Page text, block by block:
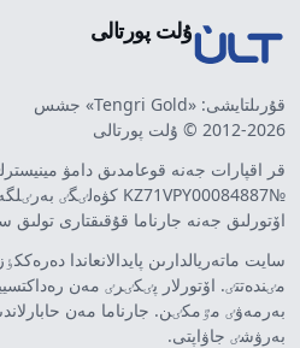
ۇلت پورتالى
قۇرىلتايشى: «Tengri Gold» جشس
2012-2026 © ۇلت پورتالى
قر اقپارات جەنە قوعامدىق دامۋ
№KZ71VPY00084887 كۋەلٸگٸ بەرٸلگەن.
اۆتورلىق جەنە جارناما قۇقىقتارى تولىق
سايت ماتەريالدارىن پايدالانعاندا
مٸندەتتٸ. اۆتورلار پٸكٸرٸ مەن
بەرمەۋٸ مٷمكٸن. جارناما مەن
بەرۋشٸ جاۋاپتى.